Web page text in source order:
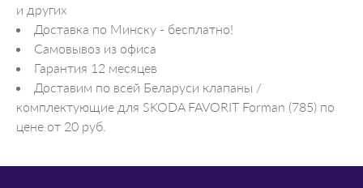
и других
Доставка по Минску - бесплатно!
Самовывоз из офиса
Гарантия 12 месяцев
Доставим по всей Беларуси клапаны /
комплектующие для SKODA FAVORIT Forman (785) по
цене от 20 руб.